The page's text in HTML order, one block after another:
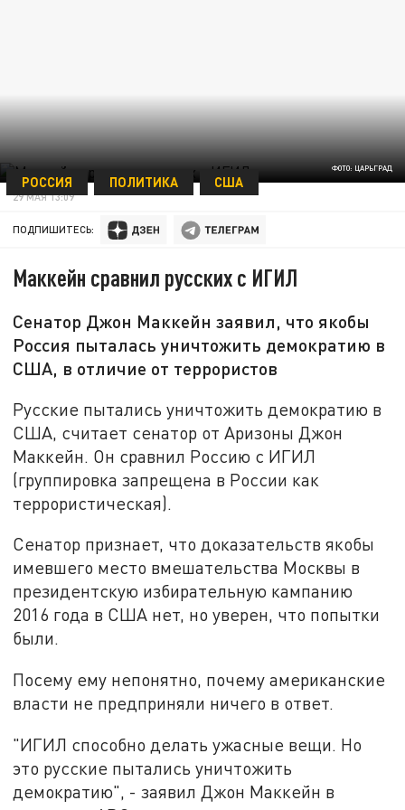
ФОТО: ЦАРЬГРАД
РОССИЯ ПОЛИТИКА США
29 МАЯ 13:09
ПОДПИШИТЕСЬ:
Маккейн сравнил русских с ИГИЛ
Сенатор Джон Маккейн заявил, что якобы
Россия пыталась уничтожить демократию в
США, в отличие от террористов
Русские пытались уничтожить демократию в
США, считает сенатор от Аризоны Джон
Маккейн. Он сравнил Россию с ИГИЛ
(группировка запрещена в России как
террористическая).
Сенатор признает, что доказательств якобы
имевшего место вмешательства Москвы в
президентскую избирательную кампанию
2016 года в США нет, но уверен, что попытки
были.
Посему ему непонятно, почему американские
власти не предприняли ничего в ответ.
"ИГИЛ способно делать ужасные вещи. Но
это русские пытались уничтожить
демократию", - заявил Джон Маккейн в